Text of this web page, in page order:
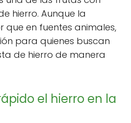
hierro. Aunque la
que en fuentes animales,
para quienes buscan
de hierro de manera
el hierro en la